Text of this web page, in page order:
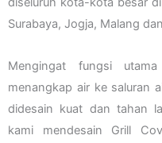
Surabaya, Jogja, Malang
Mengingat fungsi
menangkap air ke saluran
didesain kuat dan tahan
kami mendesain Grill